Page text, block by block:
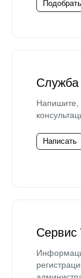
Служба
Напишите,
Написать
Сервис